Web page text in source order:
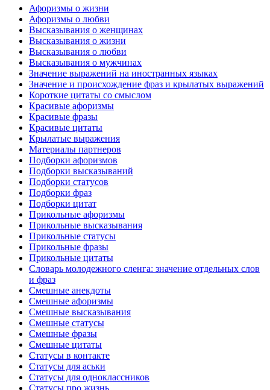
Афоризмы о жизни
Афоризмы о любви
Высказывания о женщинах
Высказывания о жизни
Высказывания о любви
Высказывания о мужчинах
Значение выражений на иностранных языках
Значение и происхождение фраз и крылатых выражений
Короткие цитаты со смыслом
Красивые афоризмы
Красивые фразы
Красивые цитаты
Крылатые выражения
Материалы партнеров
Подборки афоризмов
Подборки высказываний
Подборки статусов
Подборки фраз
Подборки цитат
Прикольные афоризмы
Прикольные высказывания
Прикольные статусы
Прикольные фразы
Прикольные цитаты
Словарь молодежного сленга: значение отдельных слов
и фраз
Смешные анекдоты
Смешные афоризмы
Смешные высказывания
Смешные статусы
Смешные фразы
Смешные цитаты
Статусы в контакте
Статусы для аськи
Статусы для одноклассников
Статусы про жизнь